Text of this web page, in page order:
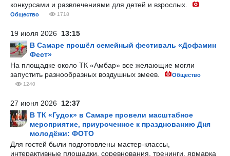
конкурсами и развлечениями для детей и взрослых.
Общество 1718
19 июля 2026 13:15
В Самаре прошёл семейный фестиваль «Дофамин
Фест»
На площадке около ТК «Амбар» все желающие могли
запустить разнообразных воздушных змеев.
Общество
1240
27 июня 2026 12:37
В ТК «Гудок» в Самаре провели масштабное
мероприятие, приуроченное к празднованию Дня
молодёжи: ФОТО
Для гостей были подготовлены мастер-классы,
интерактивные площадки, соревнования, тренинги, ярмарка